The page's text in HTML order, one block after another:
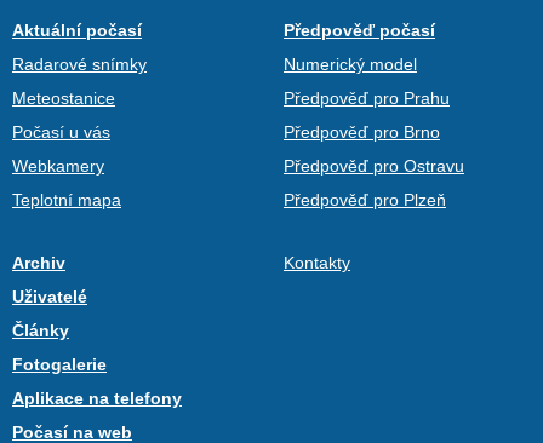
Aktuální počasí
Radarové snímky
Meteostanice
Počasí u vás
Webkamery
Teplotní mapa
Předpověď počasí
Numerický model
Předpověď pro Prahu
Předpověď pro Brno
Předpověď pro Ostravu
Předpověď pro Plzeň
Archiv
Uživatelé
Články
Fotogalerie
Aplikace na telefony
Počasí na web
Kontakty